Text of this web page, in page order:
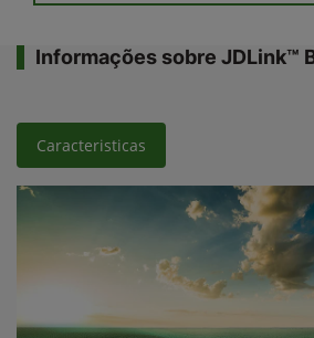
Informações sobre JDLink™
Caracteristicas